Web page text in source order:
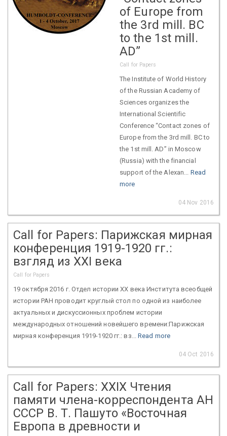
of Europe from
the 3rd mill. BC
to the 1st mill.
AD”
Call for Papers
The Institute of World History
of the Russian Academy of
Sciences organizes the
International Scientific
Conference “Contact zones of
Europe from the 3rd mill. BC to
the 1st mill. AD” in Moscow
(Russia) with the financial
support of the Alexan... Read
more
04 Nov 2016
Call for Papers: Парижская мирная
конференция 1919-1920 гг.:
взгляд из XXI века
Call for Papers
19 октября 2016 г. Отдел истории ХХ века Института всеобщей
истории РАН проводит круглый стол по одной из наиболее
актуальных и дискуссионных проблем истории
международных отношений новейшего времени:Парижская
мирная конференция 1919-1920 гг.: вз... Read more
04 Oct 2016
Call for Papers: XXIХ Чтения
памяти члена-корреспондента АН
СССР В. Т. Пашуто «Восточная
Европа в древности и